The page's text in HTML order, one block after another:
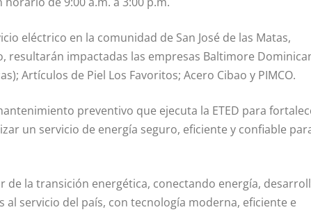
eléctrico en la comunidad de San José de las Matas,
resultarán impactadas las empresas Baltimore
Artículos de Piel Los Favoritos; Acero Cibao y PIMCO.
preventivo que ejecuta la ETED para
un servicio de energía seguro, eficiente y confiable
la transición energética, conectando energía,
servicio del país, con tecnología moderna, eficiente e